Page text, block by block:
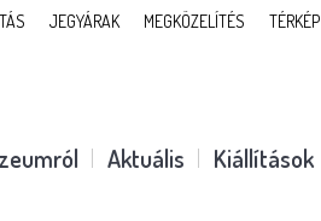
JEGYÁRAK MEGKÖZELÍTÉS TÉRKÉP
Aktuális Kiállítások